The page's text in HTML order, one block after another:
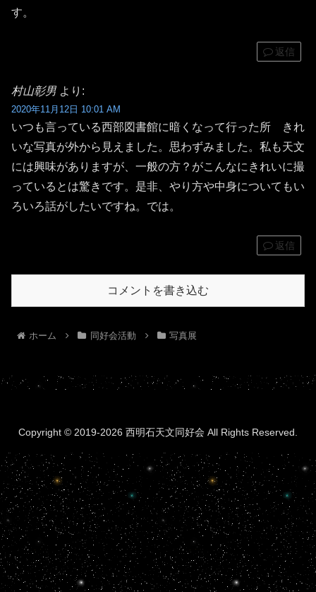
す。
返信
村山彰男 より:
2020年11月12日 10:01 AM
いつも言っている西部図書館に暗くなって行った所 きれ
いな写真が外から見えました。思わずみました。私も天文
には興味がありますが、一般の方？がこんなにきれいに撮
っているとは驚きです。是非、やり方や中身についてもい
ろいろ話がしたいですね。では。
返信
コメントを書き込む
ホーム 同好会活動 写真展
Copyright © 2019-2026 西明石天文同好会 All Rights Reserved.